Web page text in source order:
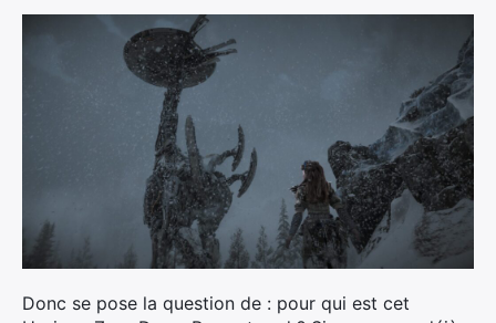
Donc se pose la question de : pour qui est cet